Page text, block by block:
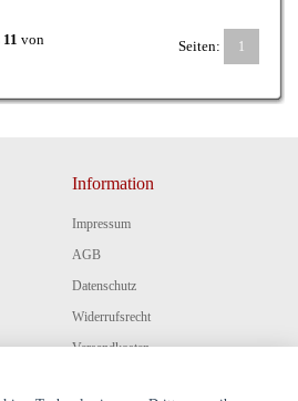
11 von
Seiten: 1
Information
Impressum
AGB
Datenschutz
Widerrufsrecht
Versandkosten